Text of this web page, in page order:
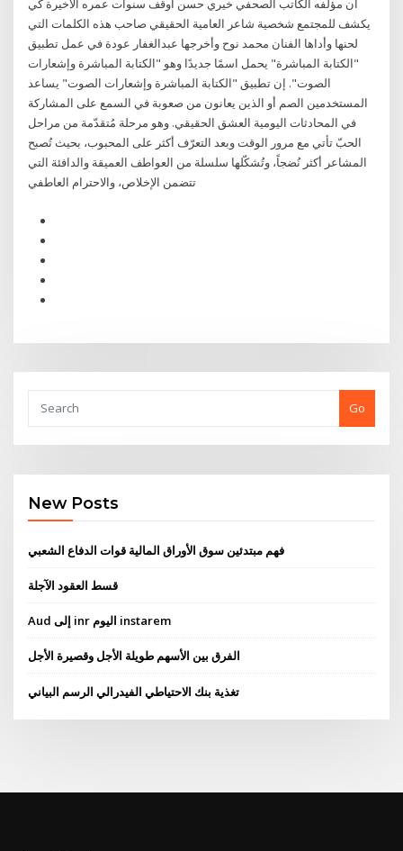
أن مؤلفه الكاتب الصحفي خيري حسن أوقف سنوات عمره الأخيرة كي
يكشف للمجتمع شخصية شاعر العامية الحقيقي صاحب هذه الكلمات التي
لحنها وأداها الفنان محمد نوح وأخرجها عبدالغفار عودة في عمل تطبيق
"الكتابة المباشرة" يحمل اسمًا جديدًا وهو "الكتابة المباشرة وإشعارات
الصوت". إن تطبيق "الكتابة المباشرة وإشعارات الصوت" يساعد
المستخدمين الصم أو الذين يعانون من صعوبة في السمع على المشاركة
في المحادثات اليومية العشق الحقيقي. وهو مرحلة مُتقدّمة من مراحل
الحبّ تأتي مع مرور الوقت وبعد التعرّف أكثر على المحبوب، بحيث تُصبح
المشاعر أكثر نُضجاً، وتُشكّلها سلسلة من العواطف العميقة والدافئة التي
تتضمن الإخلاص، والاحترام العاطفي
Go
New Posts
فهم مبتدئين سوق الأوراق المالية قوات الدفاع الشعبي
قسط العقود الآجلة
Aud إلى inr اليوم instarem
الفرق بين الأسهم طويلة الأجل وقصيرة الأجل
تغذية بنك الاحتياطي الفيدرالي الرسم البياني